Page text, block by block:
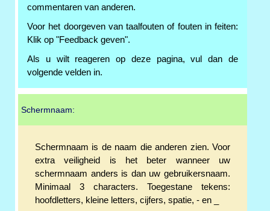
commentaren van anderen.
Voor het doorgeven van taalfouten of fouten in feiten:
Klik op "Feedback geven".
Als u wilt reageren op deze pagina, vul dan de
volgende velden in.
Schermnaam:
Schermnaam is de naam die anderen zien. Voor
extra veiligheid is het beter wanneer uw
schermnaam anders is dan uw gebruikersnaam.
Minimaal 3 characters. Toegestane tekens:
hoofdletters, kleine letters, cijfers, spatie, - en _